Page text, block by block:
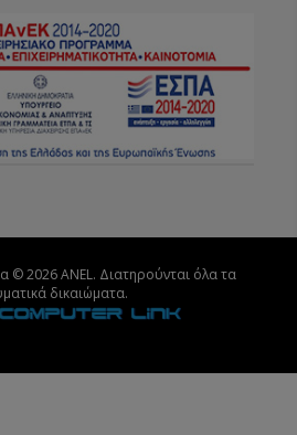
© 2026 ANEL. Διατηρούνται όλα τα
δικαιώματα.